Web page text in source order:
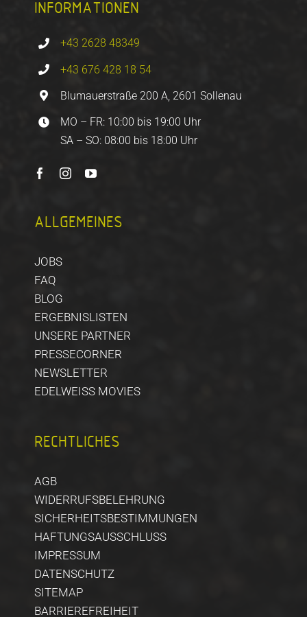
INFORMATIONEN
+43 2628 48349
+43 676 428 18 54
Blumauerstraße 200 A, 2601 Sollenau
MO – FR: 10:00 bis 19:00 Uhr
SA – SO: 08:00 bis 18:00 Uhr
ALLGEMEINES
JOBS
FAQ
BLOG
ERGEBNISLISTEN
UNSERE PARTNER
PRESSECORNER
NEWSLETTER
EDELWEISS MOVIES
RECHTLICHES
AGB
WIDERRUFSBELEHRUNG
SICHERHEITSBESTIMMUNGEN
HAFTUNGSAUSSCHLUSS
IMPRESSUM
DATENSCHUTZ
SITEMAP
BARRIEREFREIHEIT